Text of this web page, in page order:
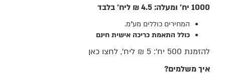
1000 יח' ומעלה: 4.5 ₪ ליח' בלבד
המחירים כוללים מע"מ.
כולל התאמת כריכה אישית חינם
להזמנת 500 יח': 5 ₪ ליח', לחצו כאן
איך משלמים?